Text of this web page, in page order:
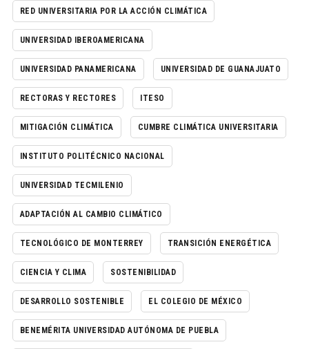
RED UNIVERSITARIA POR LA ACCIÓN CLIMÁTICA
UNIVERSIDAD IBEROAMERICANA
UNIVERSIDAD PANAMERICANA UNIVERSIDAD DE GUANAJUATO
RECTORAS Y RECTORES ITESO
MITIGACIÓN CLIMÁTICA CUMBRE CLIMÁTICA UNIVERSITARIA
INSTITUTO POLITÉCNICO NACIONAL
UNIVERSIDAD TECMILENIO
ADAPTACIÓN AL CAMBIO CLIMÁTICO
TECNOLÓGICO DE MONTERREY TRANSICIÓN ENERGÉTICA
CIENCIA Y CLIMA SOSTENIBILIDAD
DESARROLLO SOSTENIBLE EL COLEGIO DE MÉXICO
BENEMÉRITA UNIVERSIDAD AUTÓNOMA DE PUEBLA